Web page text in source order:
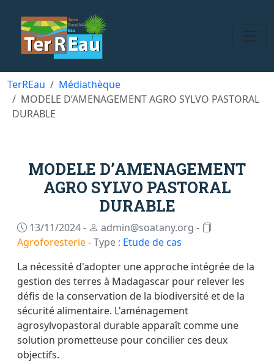
TerREau
Médiathèque
MODELE D’AMENAGEMENT AGRO SYLVO PASTORAL
DURABLE
MODELE D’AMENAGEMENT
AGRO SYLVO PASTORAL
DURABLE
13/11/2024 -
admin@soatany.org -
Agroforesterie- Type : Etude de cas
La nécessité d'adopter une approche intégrée de la
gestion des terres à Madagascar pour relever les
défis de la conservation de la biodiversité et de la
sécurité alimentaire. L'aménagement
agrosylvopastoral durable apparaît comme une
solution prometteuse pour concilier ces deux
objectifs.